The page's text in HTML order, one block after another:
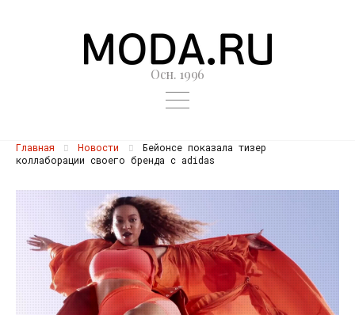
Осн. 1996
Главная Новости
Бейонсе показала тизер
коллаборации своего бренда с adidas